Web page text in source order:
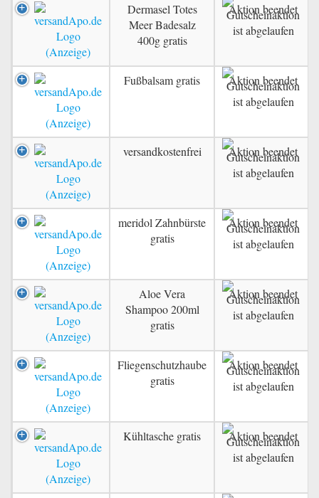
Dermasel Totes
Meer Badesalz
400g gratis
Aktion beendet
Fußbalsam gratis Aktion beendet
versandkostenfrei Aktion beendet
meridol Zahnbürste
gratis
Aktion beendet
Aloe Vera
Shampoo 200ml
gratis
Aktion beendet
Fliegenschutzhaube
gratis
Aktion beendet
Kühltasche gratis Aktion beendet